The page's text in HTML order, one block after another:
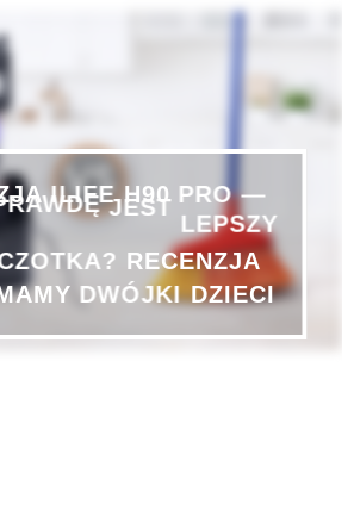
ILIFE H90 PRO —
JEST
LEPSZY
RECENZJA
DWÓJKI DZIECI